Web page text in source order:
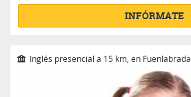
INFÓRMATE
Inglés presencial a 15 km, en Fuenlabrada